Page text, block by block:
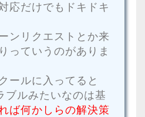
応だけでもドキドキ
ンリクエストとか来
っていうのがありま
ールに入ってると
ブルみたいなのは基
ば何かしらの解決策